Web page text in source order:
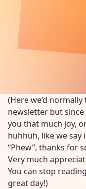
(Here we’d
newsletter but
you that much joy,
huhhuh, like we say
“Phew”, thanks for
Very much
You can stop
great day!)